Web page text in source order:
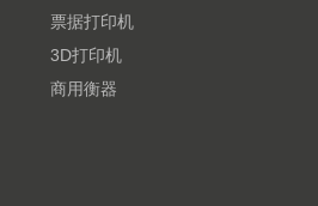
票据打印机
3D打印机
商用衡器